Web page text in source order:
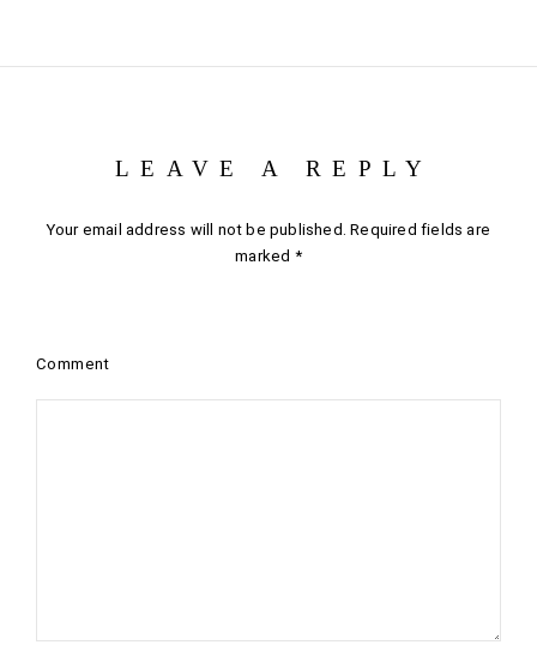
LEAVE A REPLY
Your email address will not be published. Required fields are
marked *
Comment